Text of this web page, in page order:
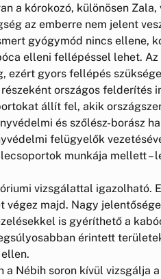
a kórokozó, különösen
az emberre nem jelent
gyógymód nincs ellene,
elleni fellépéssel lehet.
ezért gyors fellépés
országos felderítés
állít fel, akik
és szőlész-borász
felügyelők
munkája mellett –
vizsgálattal igazolható.
majd. Nagy
is gyéríthető a
érintett
a Nébih soron kívül vizsgálja